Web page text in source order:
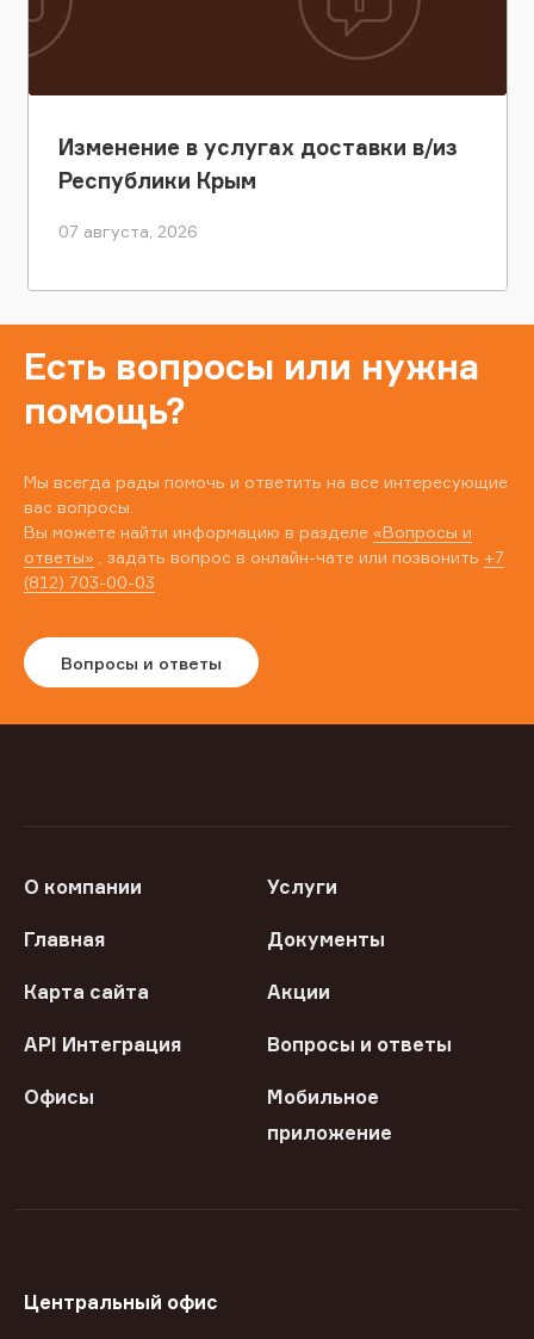
Изменение в услугах доставки в/из
Республики Крым
07 августа, 2026
Есть вопросы или нужна
помощь?
Мы всегда рады помочь и ответить на все интересующие
вас вопросы.
Вы можете найти информацию в разделе «Вопросы и
ответы» , задать вопрос в онлайн-чате или позвонить +7
(812) 703-00-03
Вопросы и ответы
О компании Услуги
Главная Документы
Карта сайта Акции
API Интеграция Вопросы и ответы
Офисы
Мобильное
приложение
Центральный офис